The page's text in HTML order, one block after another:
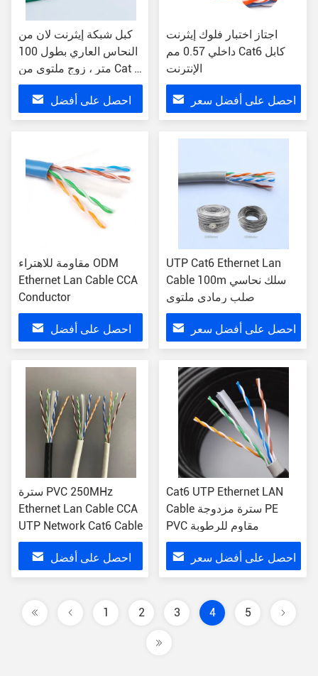
كبل شبكة إيثرنت لان من
النحاس العاري بطول 100
متر ، زوج ملتوي من Cat 6
SFTP 4P
احصل على أفضل
اجتاز اختبار فلوك إيثرنت
داخلي 0.57 مم Cat6 كابل
الإنترنت
احصل على أفضل سعر
مقاومة للاهتراء ODM
Ethernet Lan Cable CCA
Conductor
احصل على أفضل
UTP Cat6 Ethernet Lan
Cable 100m سلك نحاسي
صلب رمادي ملتوي
احصل على أفضل سعر
سترة PVC 250MHz
Ethernet Lan Cable CCA
UTP Network Cat6 Cable
احصل على أفضل
Cat6 UTP Ethernet LAN
Cable سترة مزدوجة PE
PVC مقاوم للرطوبة
احصل على أفضل سعر
1 2 3 4 5